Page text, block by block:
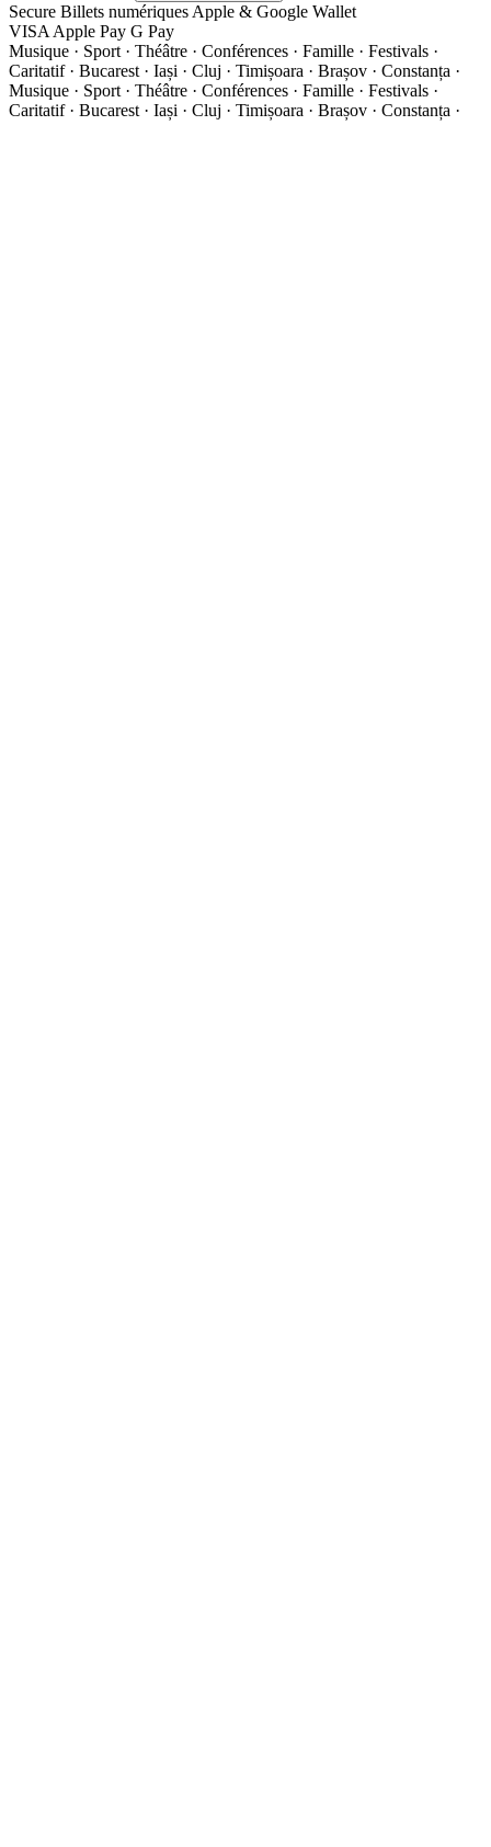
Secure Billets numériques Apple & Google Wallet
VISA Apple Pay G Pay
Musique · Sport · Théâtre · Conférences · Famille · Festivals ·
Caritatif · Bucarest · Iași · Cluj · Timișoara · Brașov · Constanța ·
Musique · Sport · Théâtre · Conférences · Famille · Festivals ·
Caritatif · Bucarest · Iași · Cluj · Timișoara · Brașov · Constanța ·